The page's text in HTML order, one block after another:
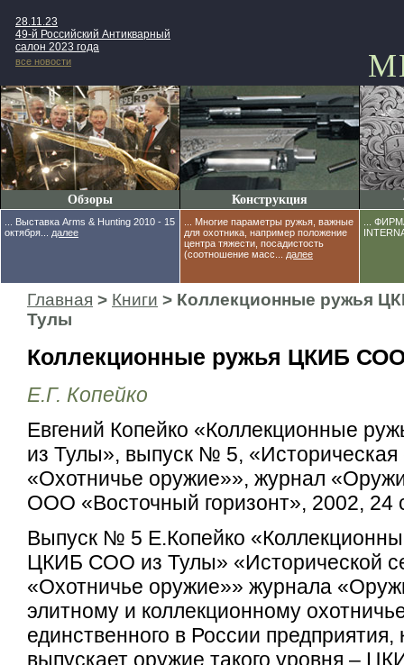
28.11.23
49-й Российский Антикварный
салон 2023 года
все новости
Обзоры
... Выставка Arms & Hunting 2010 - 15
октября... далее
Конструкция
... Многие параметры ружья, важные
для охотника, например положение
центра тяжести, посадистость
(соотношение масс... далее
...
Главная > Книги > Коллекционные ружья
Тулы
Коллекционные ружья ЦКИБ
Е.Г. Копейко
Евгений Копейко «Коллекционные
из Тулы», выпуск № 5, «Историческая
«Охотничье оружие»», журнал
ООО «Восточный горизонт», 2002, 24
Выпуск № 5 Е.Копейко
ЦКИБ СОО из Тулы» «Исторической
«Охотничье оружие»» журнала
элитному и коллекционному
единственного в России предприятия,
выпускает оружие такого уровня –